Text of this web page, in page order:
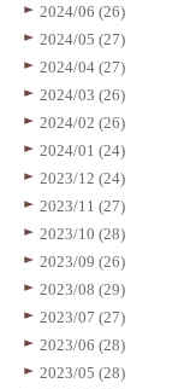
2024/06 (26)
2024/05 (27)
2024/04 (27)
2024/03 (26)
2024/02 (26)
2024/01 (24)
2023/12 (24)
2023/11 (27)
2023/10 (28)
2023/09 (26)
2023/08 (29)
2023/07 (27)
2023/06 (28)
2023/05 (28)